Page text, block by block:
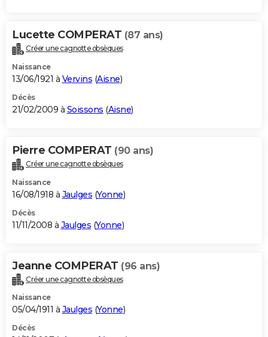
Lucette COMPERAT (87 ans)
Créer une cagnotte obsèques
Naissance
13/06/1921 à Vervins (Aisne)
Décès
21/02/2009 à Soissons (Aisne)
Pierre COMPERAT (90 ans)
Créer une cagnotte obsèques
Naissance
16/08/1918 à Jaulges (Yonne)
Décès
11/11/2008 à Jaulges (Yonne)
Jeanne COMPERAT (96 ans)
Créer une cagnotte obsèques
Naissance
05/04/1911 à Jaulges (Yonne)
Décès